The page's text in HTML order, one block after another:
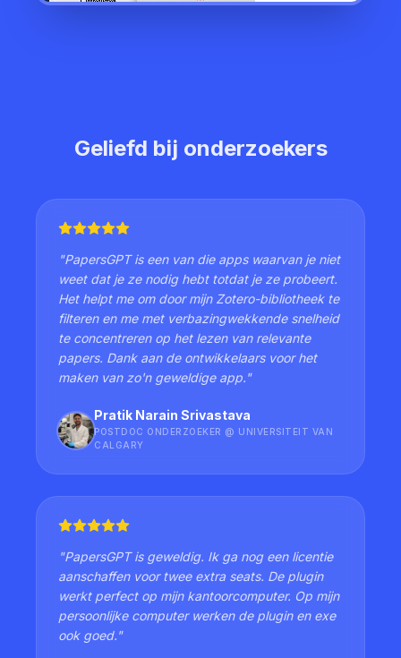
Geliefd bij onderzoekers
"PapersGPT is een van die apps waarvan je niet
weet dat je ze nodig hebt totdat je ze probeert.
Het helpt me om door mijn Zotero-bibliotheek te
filteren en me met verbazingwekkende snelheid
te concentreren op het lezen van relevante
papers. Dank aan de ontwikkelaars voor het
maken van zo'n geweldige app."
Pratik Narain Srivastava
POSTDOC ONDERZOEKER @ UNIVERSITEIT VAN
CALGARY
"PapersGPT is geweldig. Ik ga nog een licentie
aanschaffen voor twee extra seats. De plugin
werkt perfect op mijn kantoorcomputer. Op mijn
persoonlijke computer werken de plugin en exe
ook goed."